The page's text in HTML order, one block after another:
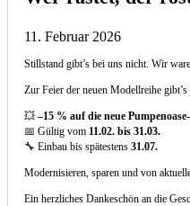
11. Februar 2026
Stillstand gibt’s bei uns nicht. Wir
Zur Feier der neuen Modellreihe
💥–15 % auf die neue
📅 Gültig vom 11.02. bis 31.03.
🔧 Einbau bis spätestens31.07.
Modernisieren, sparen und von
Ein herzliches Dankeschön an die